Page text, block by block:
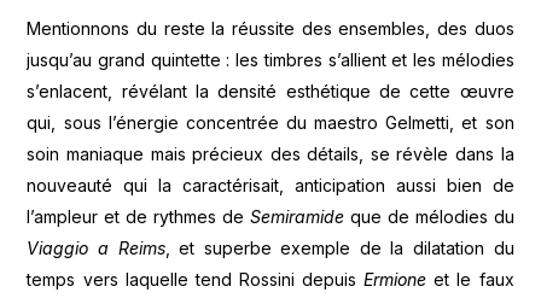
Mentionnons du reste la réussite des ensembles, des duos
jusqu’au grand quintette : les timbres s’allient et les mélodies
s’enlacent, révélant la densité esthétique de cette œuvre
qui, sous l’énergie concentrée du maestro Gelmetti, et son
soin maniaque mais précieux des détails, se révèle dans la
nouveauté qui la caractérisait, anticipation aussi bien de
l’ampleur et de rythmes de Semiramide que de mélodies du
Viaggio a Reims, et superbe exemple de la dilatation du
temps vers laquelle tend Rossini depuisErmione et le faux